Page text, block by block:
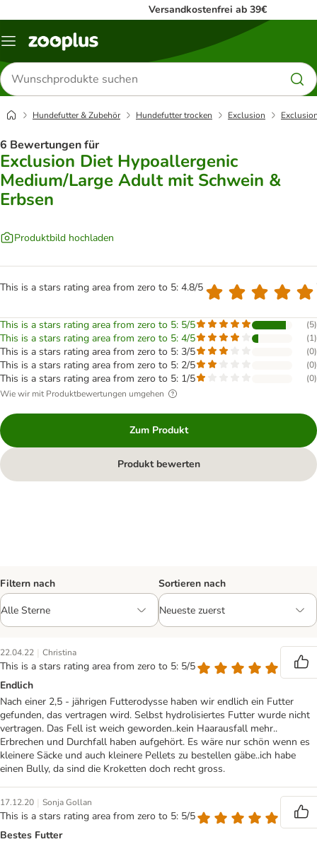
Versandkostenfrei ab 39€
Menü
Produkte
suchen
Hundefutter & Zubehör Hundefutter trocken Exclusion
6 Bewertungen für
Exclusion Diet Hypoallergenic
Medium/Large Adult mit Schwein &
Erbsen
Produktbild hochladen
This is a stars rating area from zero to 5: 4.8/5
This is a stars rating area from zero to 5: 5/5 (5)
This is a stars rating area from zero to 5: 4/5 (1)
This is a stars rating area from zero to 5: 3/5 (0)
This is a stars rating area from zero to 5: 2/5 (0)
This is a stars rating area from zero to 5: 1/5 (0)
Wie wir mit Produktbewertungen umgehen
Zum Produkt
Produkt bewerten
Filtern nach Sortieren nach
22.04.22 | Christina
This is a stars rating area from zero to 5: 5/5
Endlich
Nach einer 2,5 - jährigen Futterodysse haben wir endlich ein Futter
gefunden, das vertragen wird. Selbst hydrolisiertes Futter wurde nicht
vertragen. Das Fell ist weich geworden..kein Haarausfall mehr..
Erbrechen und Durchfall haben aufgehört. Es wäre nur schön wenn es
kleinere Säcke und auch kleinere Pellets zu bestellen gäbe..ich habe
einen Bully, da sind die Kroketten doch recht gross.
17.12.20 | Sonja Gollan
This is a stars rating area from zero to 5: 5/5
Bestes Futter